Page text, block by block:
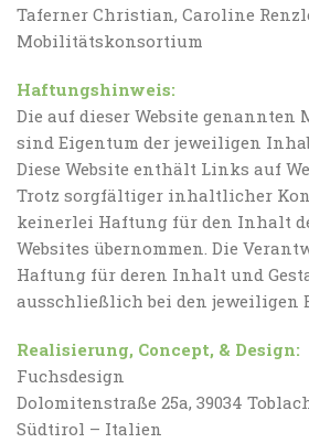
Taferner Christian, Caroline
Mobilitätskonsortium
Haftungshinweis:
Die auf dieser Website genannten
sind Eigentum der jeweiligen
Diese Website enthält Links auf
Trotz sorgfältiger inhaltlicher
keinerlei Haftung für den Inhalt
Websites übernommen. Die
Haftung für deren Inhalt und
ausschließlich bei den jeweiligen
Realisierung, Concept, & Design:
Fuchsdesign
Dolomitenstraße 25a, 39034
Südtirol – Italien